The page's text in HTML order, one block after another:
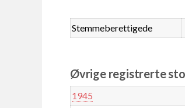
Stemmeberettigede
Øvrige registrerte
1945